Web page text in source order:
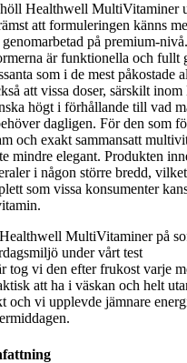
Healthwell MultiVitaminer
att formuleringen känns
på premium-
är funktionella och fullt
som i de mest påkostade
att vissa doser, särskilt
högt i förhållande till vad
dagligen. För den som
och exakt sammansatt
mindre elegant. Produkten
i någon större bredd,
som vissa konsumenter
tog vi den efter frukost varje
att ha i väskan och helt
och vi upplevde jämnare